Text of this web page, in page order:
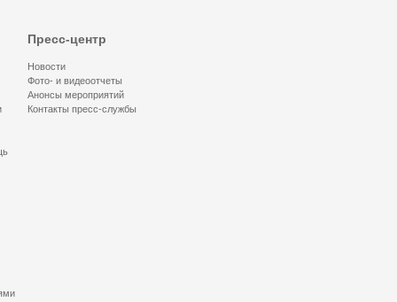
Пресс-центр
Новости
Фото- и видеоотчеты
Анонсы мероприятий
Контакты пресс-службы